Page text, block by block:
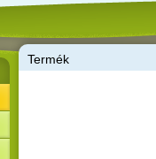
Termék